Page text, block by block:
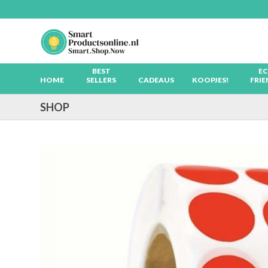
to
HOME
BEST
SELLERS
CADEAUS KOOPJES!
SHOP